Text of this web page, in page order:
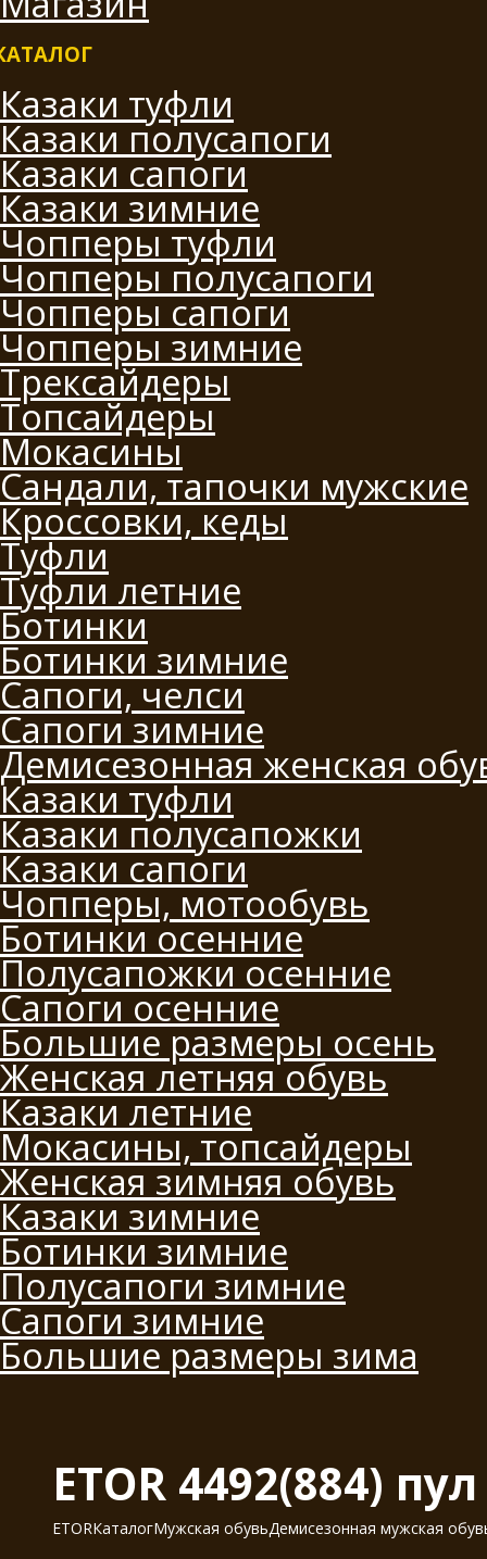
Казаки туфли
Казаки полусапоги
Казаки сапоги
Казаки зимние
Чопперы туфли
Чопперы полусапоги
Чопперы сапоги
Чопперы зимние
Трексайдеры
Топсайдеры
Мокасины
Сандали, тапочки мужские
Кроссовки, кеды
Туфли
Туфли летние
Ботинки
Ботинки зимние
Сапоги, челси
Сапоги зимние
Демисезонная женская
Казаки туфли
Казаки полусапожки
Казаки сапоги
Чопперы, мотообувь
Ботинки осенние
Полусапожки осенние
Сапоги осенние
Большие размеры осень
Женская летняя обувь
Казаки летние
Мокасины, топсайдеры
Женская зимняя обувь
Казаки зимние
Ботинки зимние
Полусапоги зимние
Сапоги зимние
Большие размеры зима
ETOR 4492(884)
ETORКаталогМужская обувьДемисезонная мужская